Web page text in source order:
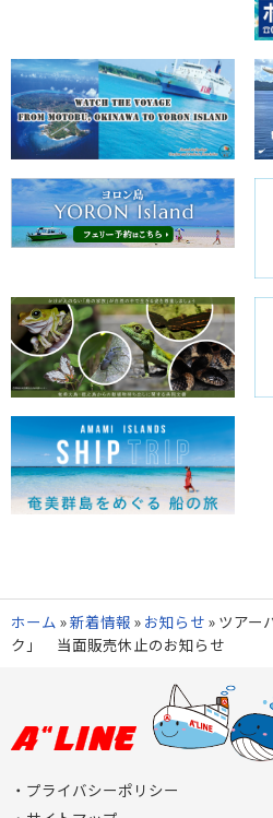
ホーム »新着情報 » お知らせ » ツアー
ク」 当面販売休止のお知らせ
プライバシーポリシー